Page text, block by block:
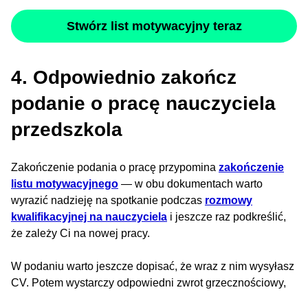
Stwórz list motywacyjny teraz
4. Odpowiednio zakończ
podanie o pracę nauczyciela
przedszkola
Zakończenie podania o pracę przypomina zakończenie
listu motywacyjnego — w obu dokumentach warto
wyrazić nadzieję na spotkanie podczas rozmowy
kwalifikacyjnej na nauczyciela i jeszcze raz podkreślić,
że zależy Ci na nowej pracy.
W podaniu warto jeszcze dopisać, że wraz z nim wysyłasz
CV. Potem wystarczy odpowiedni zwrot grzecznościowy,